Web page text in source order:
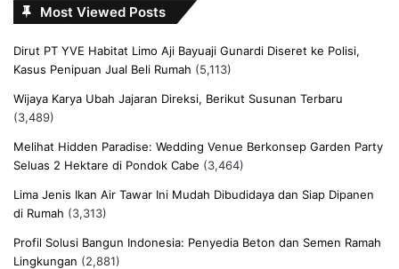
Most Viewed Posts
Dirut PT YVE Habitat Limo Aji Bayuaji Gunardi Diseret ke Polisi,
Kasus Penipuan Jual Beli Rumah (5,113)
Wijaya Karya Ubah Jajaran Direksi, Berikut Susunan Terbaru
(3,489)
Melihat Hidden Paradise: Wedding Venue Berkonsep Garden Party
Seluas 2 Hektare di Pondok Cabe (3,464)
Lima Jenis Ikan Air Tawar Ini Mudah Dibudidaya dan Siap Dipanen
di Rumah (3,313)
Profil Solusi Bangun Indonesia: Penyedia Beton dan Semen Ramah
Lingkungan (2,881)